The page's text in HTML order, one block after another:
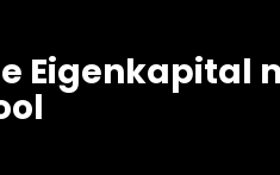
Eigenkapital